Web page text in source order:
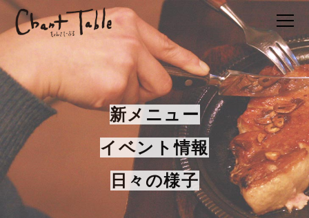
新メニュー
イベント情報
日々の様子